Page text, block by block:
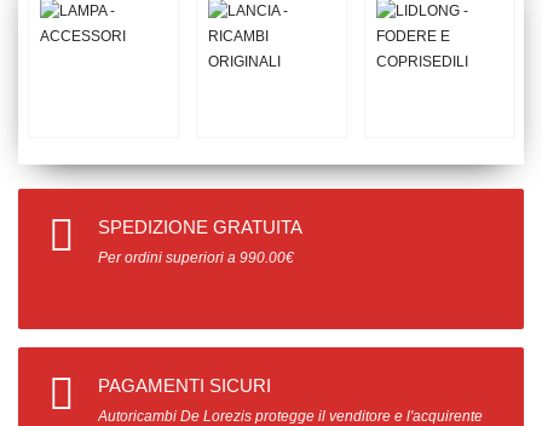
SPEDIZIONE GRATUITA
Per ordini superiori a 990.00€
PAGAMENTI SICURI
Autoricambi De Lorezis protegge il venditore e l'acquirente